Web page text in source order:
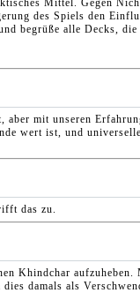
Mittel. Gegen
des Spiels den
begrüße alle Decks,
mit unseren
wert ist, und
das zu.
Khindchar
damals als